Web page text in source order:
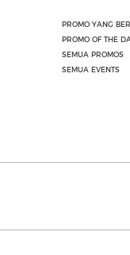
PROMO YANG
PROMO OF THE
SEMUA PROMOS
SEMUA EVENTS